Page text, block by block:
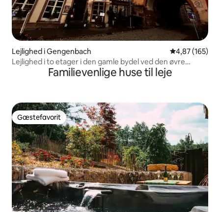
Lejlighed i Gengenbach 4,87 ud af 5 i
4,87 (165)
Lejlighed i to etager i den gamle bydel ved den øvre
Familievenlige huse til leje
Gæstefavorit
Gæstefavorit